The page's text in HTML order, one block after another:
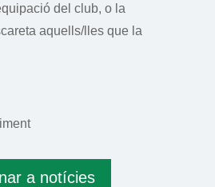
del club, o la
aquells/lles que la
a notícies